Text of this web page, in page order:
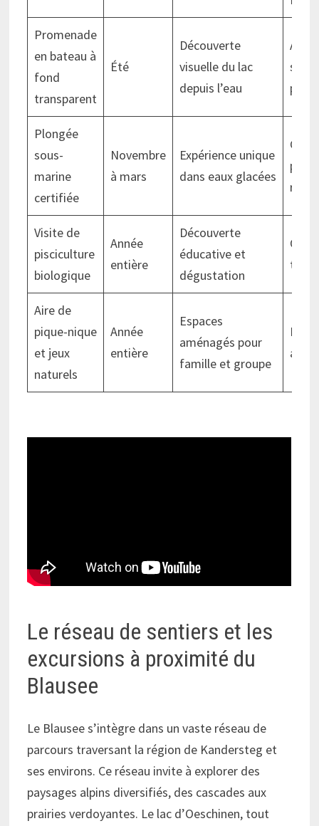
Promenade
en bateau à
fond
transparent
Été
Découverte
visuelle du lac
depuis l’eau
Plongée
sous-
marine
certifiée
Novembre
à mars
Expérience unique
dans eaux glacées
Visite de
pisciculture
biologique
Année
entière
Découverte
éducative et
dégustation
tous
Aire de
pique-nique
et jeux
naturels
Année
entière
Espaces
aménagés pour
famille et groupe
Le réseau de sentiers et les
excursions à proximité du
Blausee
Le Blausee s’intègre dans un vaste réseau de
parcours traversant la région de Kandersteg et
ses environs. Ce réseau invite à explorer des
paysages alpins diversifiés, des cascades aux
prairies verdoyantes. Le lac d’Oeschinen, tout